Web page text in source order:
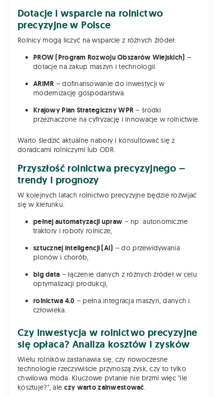
Dotacje i wsparcie na rolnictwo
precyzyjne w Polsce
Rolnicy mogą liczyć na wsparcie z różnych źródeł:
PROW (Program Rozwoju Obszarów Wiejskich) –
dotacje na zakup maszyn i technologii.
ARiMR – dofinansowanie do inwestycji w
modernizację gospodarstwa.
Krajowy Plan Strategiczny WPR – środki
przeznaczone na cyfryzację i innowacje w rolnictwie.
Warto śledzić aktualne nabory i konsultować się z
doradcami rolniczymi lub ODR.
Przyszłość rolnictwa precyzyjnego –
trendy i prognozy
W kolejnych latach rolnictwo precyzyjne będzie rozwijać
się w kierunku:
pełnej automatyzacji upraw – np. autonomiczne
traktory i roboty rolnicze,
sztucznej inteligencji (AI) – do przewidywania
plonów i chorób,
big data – łączenie danych z różnych źródeł w celu
optymalizacji produkcji,
rolnictwa 4.0 – pełna integracja maszyn, danych i
człowieka.
Czy inwestycja w rolnictwo precyzyjne
się opłaca? Analiza kosztów i zysków
Wielu rolników zastanawia się, czy nowoczesne
technologie rzeczywiście przynoszą zysk, czy to tylko
chwilowa moda. Kluczowe pytanie nie brzmi więc "ile
kosztuje?", aleczy warto zainwestować.